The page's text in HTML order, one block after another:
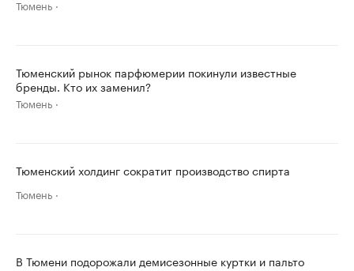
Тюмень
Тюменский рынок парфюмерии покинули известные
бренды. Кто их заменил?
Тюмень
Тюменский холдинг сократит производство спирта
Тюмень
В Тюмени подорожали демисезонные куртки и пальто